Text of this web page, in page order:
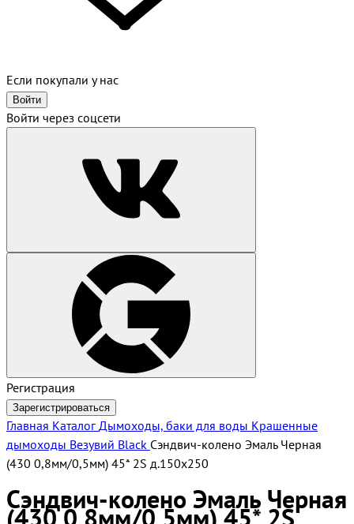
Если покупали у нас
Войти
Войти через соцсети
Регистрация
Зарегистрироваться
Главная Каталог Дымоходы, баки для воды Крашенные
дымоходы Везувий Black Сэндвич-колено Эмаль Черная
(430 0,8мм/0,5мм) 45* 2S д.150х250
Сэндвич-колено Эмаль Черная